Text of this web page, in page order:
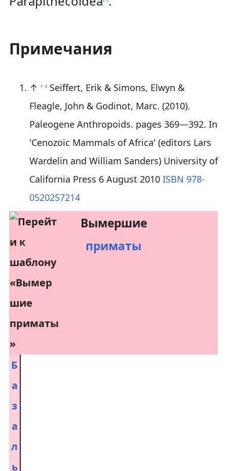
Примечания
↑ 1 2
Seiffert, Erik & Simons, Elwyn &
Fleagle, John & Godinot, Marc. (2010).
Paleogene Anthropoids. pages 369—392. In
'Cenozoic Mammals of Africa' (editors Lars
Wardelin and William Sanders) University of
California Press 6 August 2010 ISBN 978-
0520257214
Вымершие
приматы
Б
а
з
а
л
ь